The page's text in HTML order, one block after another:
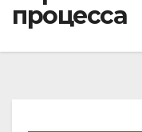
процесса